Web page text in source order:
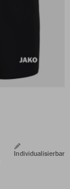
Individualisierbar